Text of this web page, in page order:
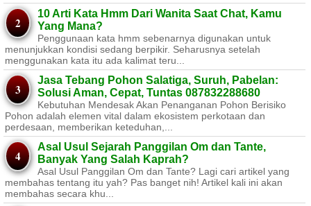
10 Arti Kata Hmm Dari Wanita Saat Chat, Kamu
Yang Mana?
Penggunaan kata hmm sebenarnya digunakan untuk
menunjukkan kondisi sedang berpikir. Seharusnya setelah
menggunakan kata itu ada kalimat teru...
Jasa Tebang Pohon Salatiga, Suruh, Pabelan:
Solusi Aman, Cepat, Tuntas 087832288680
Kebutuhan Mendesak Akan Penanganan Pohon Berisiko ​
Pohon adalah elemen vital dalam ekosistem perkotaan dan
perdesaan, memberikan keteduhan,...
Asal Usul Sejarah Panggilan Om dan Tante,
Banyak Yang Salah Kaprah?
Asal Usul Panggilan Om dan Tante? Lagi cari artikel yang
membahas tentang itu yah? Pas banget nih! Artikel kali ini akan
membahas secara khu...